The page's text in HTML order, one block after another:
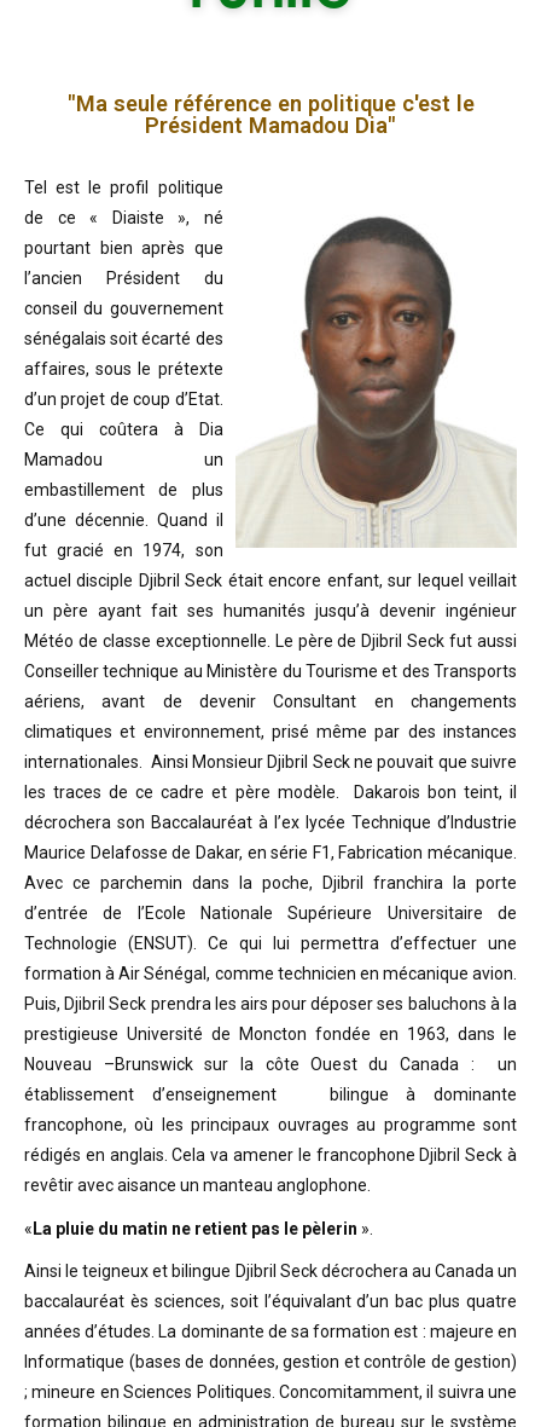
"Ma seule référence en politique c'est le
Président Mamadou Dia"
Tel est le profil politique
de ce « Diaiste », né
pourtant bien après que
l’ancien Président du
conseil du gouvernement
sénégalais soit écarté des
affaires, sous le prétexte
d’un projet de coup d’Etat.
Ce qui coûtera à Dia
Mamadou un
embastillement de plus
d’une décennie. Quand il
fut gracié en 1974, son
actuel disciple Djibril Seck était encore enfant, sur lequel veillait
un père ayant fait ses humanités jusqu’à devenir ingénieur
Météo de classe exceptionnelle. Le père de Djibril Seck fut aussi
Conseiller technique au Ministère du Tourisme et des Transports
aériens, avant de devenir Consultant en changements
climatiques et environnement, prisé même par des instances
internationales. Ainsi Monsieur Djibril Seck ne pouvait que suivre
les traces de ce cadre et père modèle. Dakarois bon teint, il
décrochera son Baccalauréat à l’ex lycée Technique d’Industrie
Maurice Delafosse de Dakar, en série F1, Fabrication mécanique.
Avec ce parchemin dans la poche, Djibril franchira la porte
d’entrée de l’Ecole Nationale Supérieure Universitaire de
Technologie (ENSUT). Ce qui lui permettra d’effectuer une
formation à Air Sénégal, comme technicien en mécanique avion.
Puis, Djibril Seck prendra les airs pour déposer ses baluchons à la
prestigieuse Université de Moncton fondée en 1963, dans le
Nouveau –Brunswick sur la côte Ouest du Canada : un
établissement d’enseignement bilingue à dominante
francophone, où les principaux ouvrages au programme sont
rédigés en anglais. Cela va amener le francophone Djibril Seck à
revêtir avec aisance un manteau anglophone.
«La pluie du matin ne retient pas le pèlerin ».
Ainsi le teigneux et bilingue Djibril Seck décrochera au Canada un
baccalauréat ès sciences, soit l’équivalant d’un bac plus quatre
années d’études. La dominante de sa formation est : majeure en
Informatique (bases de données, gestion et contrôle de gestion)
; mineure en Sciences Politiques. Concomitamment, il suivra une
formation bilingue en administration de bureau sur le système